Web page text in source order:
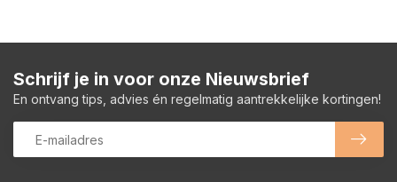
Schrijf je in voor onze Nieuwsbrief
En ontvang tips, advies én regelmatig aantrekkelijke kortingen!